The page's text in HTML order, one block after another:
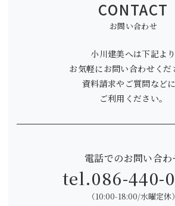
CONTACT
お問い合わせ
小川建美へは下記より
お気軽にお問い合わせくだ
資料請求やご質問など
ご利用ください。
電話でのお問い合わ
tel.086-440-
（10:00-18:00/水曜定休）